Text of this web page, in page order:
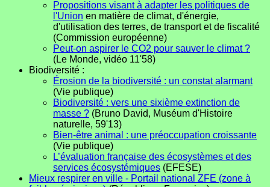
Propositions visant à adapter les politiques de
l'Union en matière de climat, d'énergie,
d'utilisation des terres, de transport et de fiscalité
(Commission européenne)
Peut-on aspirer le CO2 pour sauver le climat ?
(Le Monde, vidéo 11'58)
Biodiversité :
Érosion de la biodiversité : un constat alarmant
(Vie publique)
Biodiversité : vers une sixième extinction de
masse ? (Bruno David, Muséum d'Histoire
naturelle, 59'13)
Bien-être animal : une préoccupation croissante
(Vie publique)
L’évaluation française des écosystèmes et des
services écosystémiques (EFESE)
Mieux respirer en ville - Portail national ZFE (zone à